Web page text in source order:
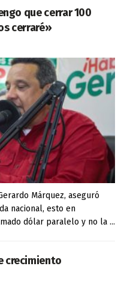
que cerrar 100
cerraré»
Márquez, aseguró
nacional, esto en
dólar paralelo y no la ...
crecimiento